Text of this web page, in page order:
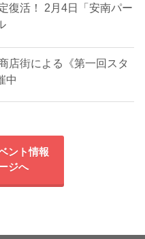
活！ 2月4日「安南パー
街による《第一回スタ
中
ント情報
ジへ